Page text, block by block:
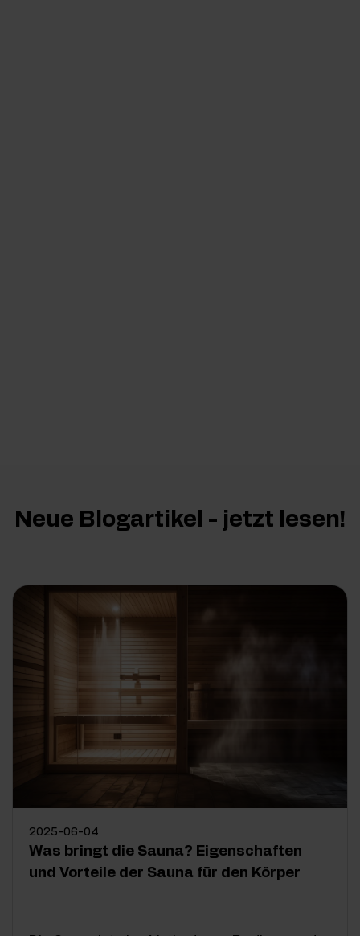
Neue Blogartikel - jetzt lesen!
2025-06-04
Was bringt die Sauna? Eigenschaften
und Vorteile der Sauna für den Körper